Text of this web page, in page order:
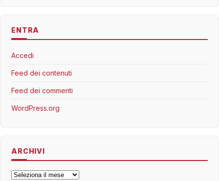
ENTRA
Accedi
Feed dei contenuti
Feed dei commenti
WordPress.org
ARCHIVI
Archivi